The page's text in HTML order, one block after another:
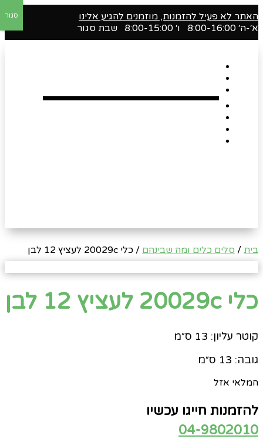
האתר לא פעיל להזמנות, מוזמנים להגיע אלינו
א׳-ה׳ 8:00-16:00 ו׳ 8:00-15:00 שבת סגור
בית / סלים כלים ומה שבינהם / כלי 20029c לעציץ 12 לבן
כלי 20029c לעציץ 12 לבן
קוטר עליון: 13 ס״מ
גובה: 13 ס״מ
המלאי אזל
להזמנות חייגו עכשיו
04-9802010
סגור